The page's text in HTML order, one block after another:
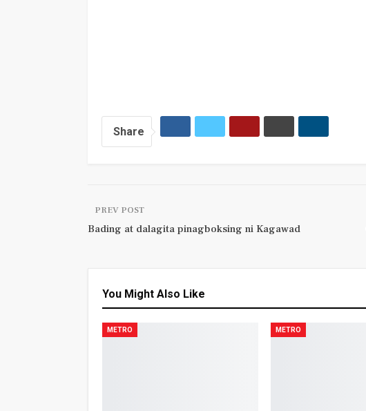
Share
PREV POST
Bading at dalagita pinagboksing ni Kagawad
You Might Also Like
METRO METRO